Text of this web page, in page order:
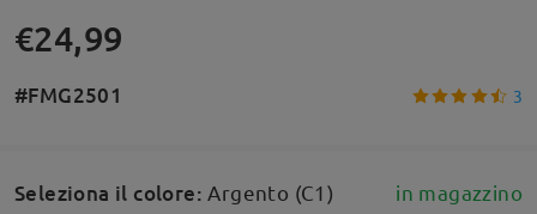
€24,99
#FMG2501 3
Seleziona il colore:Argento (C1) in magazzino